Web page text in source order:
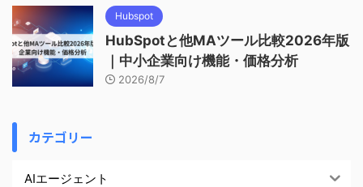
Hubspot
HubSpotと他MAツール比較2026年版
｜中小企業向け機能・価格分析
2026/8/7
カテゴリー
AIエージェント